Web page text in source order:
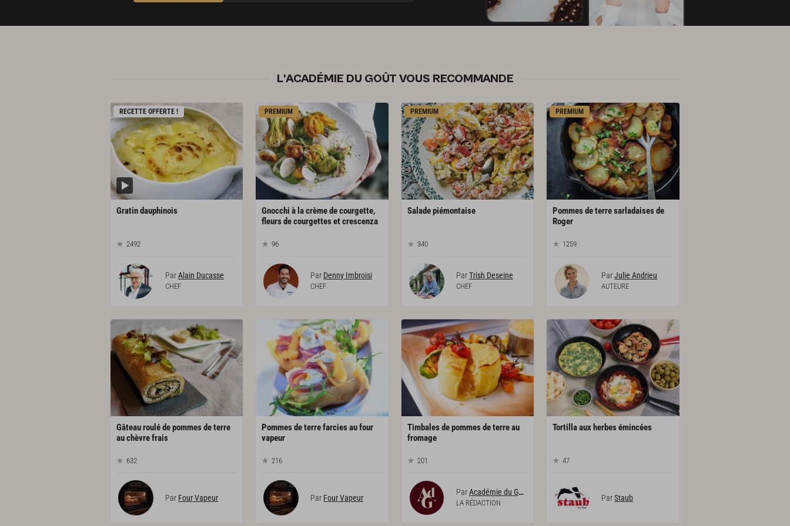
L'ACADÉMIE DU GOÛT VOUS RECOMMANDE
RECETTE OFFERTE !
Gratindauphinois
2492
ParAlain Ducasse
CHEF
PREMIUM
Gnocchi à la crème de courgette,
fleurs de courgettes et crescenza
96
Par Denny Imbroisi
CHEF
PREMIUM
Saladepiémontaise
340
ParTrish Deseine
CHEF
PREMIUM
Pommes de terre sarladaises de
Roger
1259
ParJulie Andrieu
AUTEURE
Gâteau roulé de pommes de terre
au chèvre frais
632
Par Four Vapeur
Pommes de terre farcies au four
vapeur
216
Par Four Vapeur
Timbales de pommes de terre au
fromage
201
ParAcadémie du Goût
LA RÉDACTION
Tortillaaux herbesémincées
47
ParStaub